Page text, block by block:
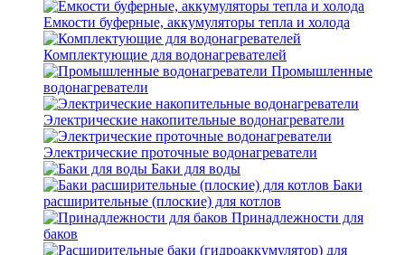
Емкости буферные, аккумуляторы тепла и холода
Комплектующие для водонагревателей
Промышленные
водонагреватели
Электрические накопительные водонагреватели
Электрические проточные водонагреватели
Баки для воды
Баки
расширительные (плоские) для котлов
Принадлежности для
баков